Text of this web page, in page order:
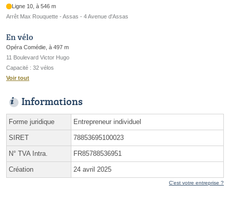
Ligne 10, à 546 m
Arrêt Max Rouquette - Assas - 4 Avenue d'Assas
En vélo
Opéra Comédie, à 497 m
11 Boulevard Victor Hugo
Capacité : 32 vélos
Voir tout
Informations
Forme juridique Entrepreneur individuel
SIRET 78853695100023
N° TVA Intra. FR85788536951
Création 24 avril 2025
C'est votre entreprise ?